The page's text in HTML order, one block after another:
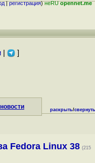
|регистрация)неRUopennet.me
| ]
раскрыть/свернуть
Fedora Linux 38 (215